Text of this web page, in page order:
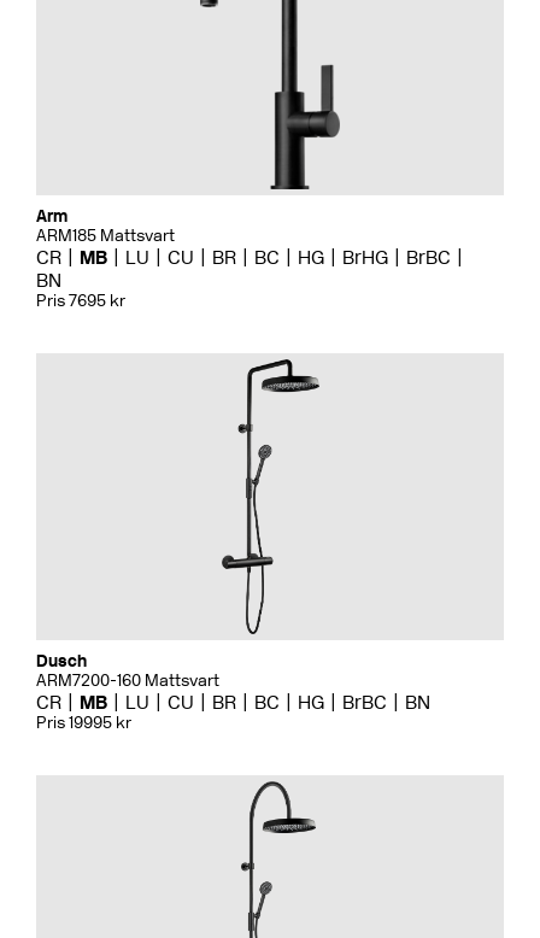
Arm
ARM185 Mattsvart
CR MB LU CU BR BC HG BrHG
BrBC
BN
Pris 7695 kr
Dusch
ARM7200-160 Mattsvart
CR MB LU CU BR BC HG BrBC BN
Pris 19995 kr